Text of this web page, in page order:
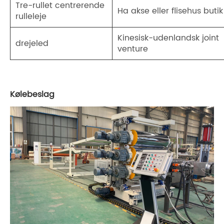
Tre-rullet centrerende
rulleleje
Ha akse eller flisehus butik
drejeled
Kinesisk-udenlandsk joint
venture
Kølebeslag